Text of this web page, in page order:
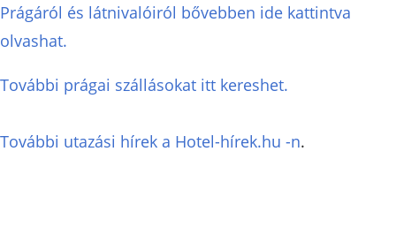
Prágáról és látnivalóiról bővebben ide kattintva
olvashat.
További prágai szállásokat itt kereshet.
További utazási hírek a Hotel-hírek.hu -n.